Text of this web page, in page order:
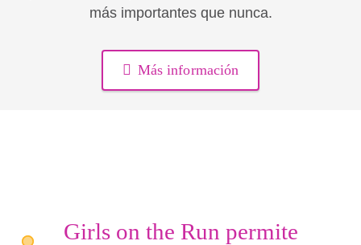
más importantes que nunca.
Más información
Girls on the Run permite